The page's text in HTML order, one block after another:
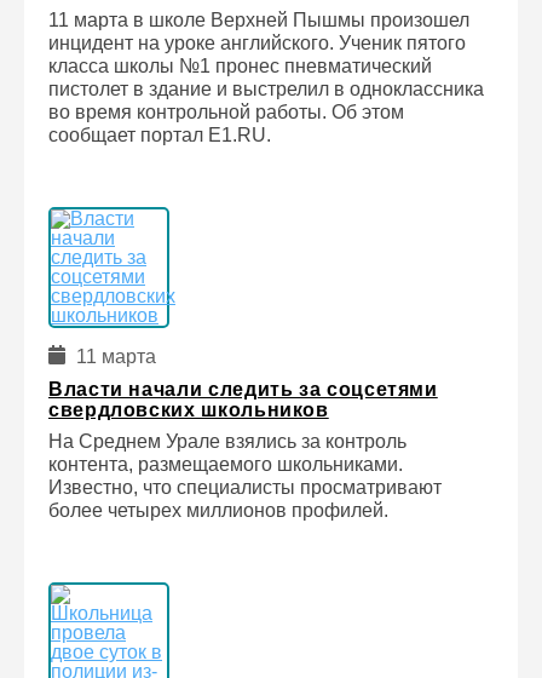
11 марта в школе Верхней Пышмы произошел
инцидент на уроке английского. Ученик пятого
класса школы №1 пронес пневматический
пистолет в здание и выстрелил в одноклассника
во время контрольной работы. Об этом
сообщает портал E1.RU.
11 марта
Власти начали следить за соцсетями
свердловских школьников
На Среднем Урале взялись за контроль
контента, размещаемого школьниками.
Известно, что специалисты просматривают
более четырех миллионов профилей.